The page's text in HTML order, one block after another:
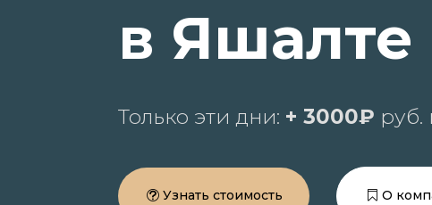
в Яшалте
Только эти дни: + 3000₽ руб.
Узнать стоимость О